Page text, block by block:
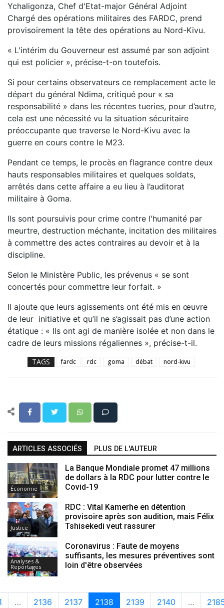
Ychaligonza, Chef d'Etat-major Général Adjoint
Chargé des opérations militaires des FARDC, prend
provisoirement la tête des opérations au Nord-Kivu.
« L'intérim du Gouverneur est assumé par son adjoint
qui est policier », précise-t-on toutefois.
Si pour certains observateurs ce remplacement acte le
départ du général Ndima, critiqué pour « sa
responsabilité » dans les récentes tueries, pour d’autre,
cela est une nécessité vu la situation sécuritaire
préoccupante que traverse le Nord-Kivu avec la
guerre en cours contre le M23.
Pendant ce temps, le procès en flagrance contre deux
hauts responsables militaires et quelques soldats,
arrêtés dans cette affaire a eu lieu à l’auditorat
militaire à Goma.
Ils sont poursuivis pour crime contre l'humanité par
meurtre, destruction méchante, incitation des militaires
à commettre des actes contraires au devoir et à la
discipline.
Selon le Ministère Public, les prévenus « se sont
concertés pour commettre leur forfait. »
Il ajoute que leurs agissements ont été mis en œuvre
de leur initiative et qu’il ne s’agissait pas d’une action
étatique : « Ils ont agi de manière isolée et non dans le
cadre de leurs missions régaliennes », précise-t-il.
TAGS fardc rdc goma débat nord-kivu
ARTICLES ASSOCIÉS PLUS DE L'AUTEUR
Économie
La Banque Mondiale promet 47 millions
de dollars à la RDC pour lutter contre le
Covid-19
Justice
RDC : Vital Kamerhe en détention
provisoire après son audition, mais Félix
Tshisekedi veut rassurer
Analyses &
Reportages
Coronavirus : Faute de moyens
suffisants, les mesures préventives sont
loin d'être observées
… 2136 2137 2138 2139 2140 …